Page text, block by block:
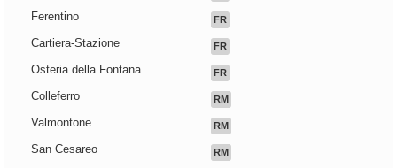
Ferentino FR
Cartiera-Stazione FR
Osteria della Fontana FR
Colleferro RM
Valmontone RM
San Cesareo RM